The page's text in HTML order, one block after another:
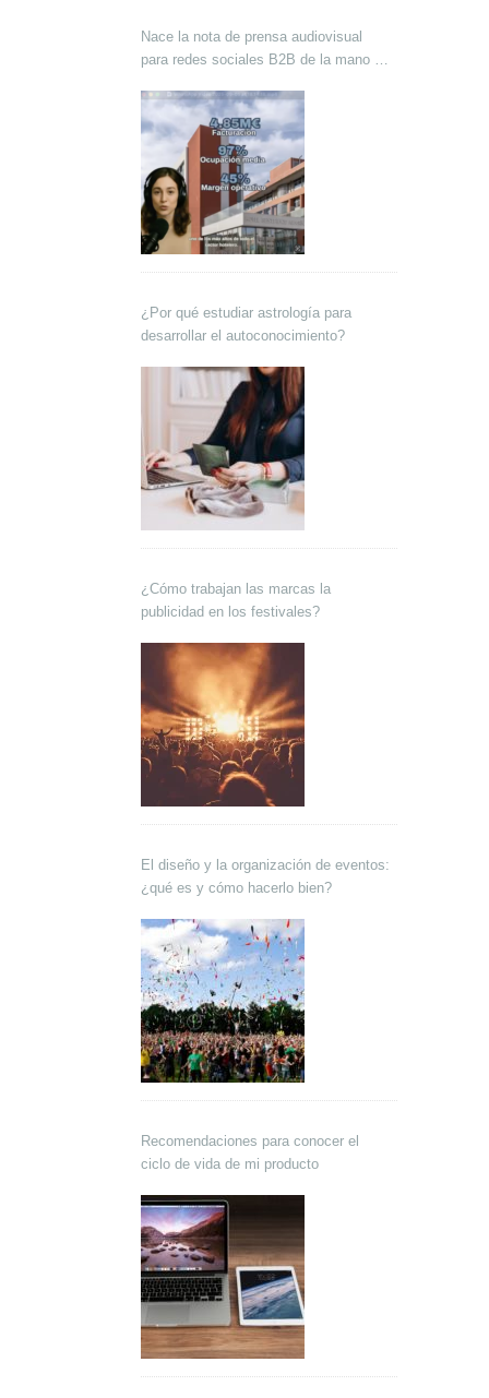
Nace la nota de prensa audiovisual
para redes sociales B2B de la mano de
¿Por qué estudiar astrología para
desarrollar el autoconocimiento?
¿Cómo trabajan las marcas la
publicidad en los festivales?
El diseño y la organización de eventos:
¿qué es y cómo hacerlo bien?
Recomendaciones para conocer el
ciclo de vida de mi producto